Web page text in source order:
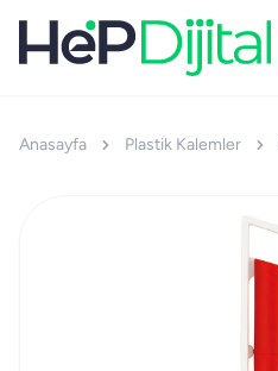
Anasayfa Plastik Kalemler